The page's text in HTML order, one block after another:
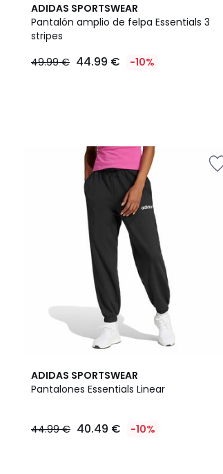
ADIDAS SPORTSWEAR
Pantalón amplio de felpa Essentials 3
stripes
49.99 € 44.99 € -10%
ADIDAS SPORTSWEAR
Pantalones Essentials Linear
44.99 € 40.49 € -10%
5
/